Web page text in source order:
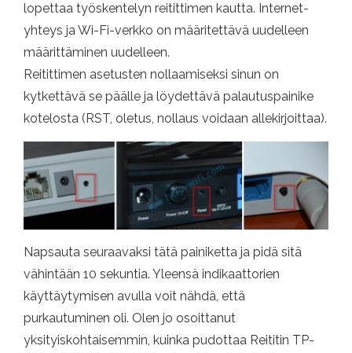
lopettaa työskentelyn reitittimen kautta. Internet-
yhteys ja Wi-Fi-verkko on määritettävä uudelleen
määrittäminen uudelleen.
Reitittimen asetusten nollaamiseksi sinun on
kytkettävä se päälle ja löydettävä palautuspainike
kotelosta (RST, oletus, nollaus voidaan allekirjoittaa).
Napsauta seuraavaksi tätä painiketta ja pidä sitä
vähintään 10 sekuntia. Yleensä indikaattorien
käyttäytymisen avulla voit nähdä, että
purkautuminen oli. Olen jo osoittanut
yksityiskohtaisemmin, kuinka pudottaa Reititin TP-